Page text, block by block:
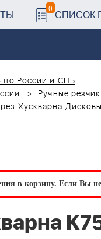
0 СПИСОК
по России и СПБ
Ручные
Хускварна
в корзину. Если Вы